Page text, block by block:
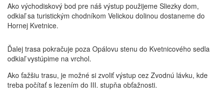
Ako východiskový bod pre náš výstup použijeme Sliezky dom,
odkiaľ sa turistickým chodníkom Velickou dolinou dostaneme do
Hornej Kvetnice.
Ďalej trasa pokračuje poza Opálovu stenu do Kvetnicového sedla
odkiaľ vystúpime na vrchol.
Ako ťažšiu trasu, je možné si zvoliť výstup cez Zvodnú lávku, kde
treba počítať s lezením do III. stupňa obťažnosti.